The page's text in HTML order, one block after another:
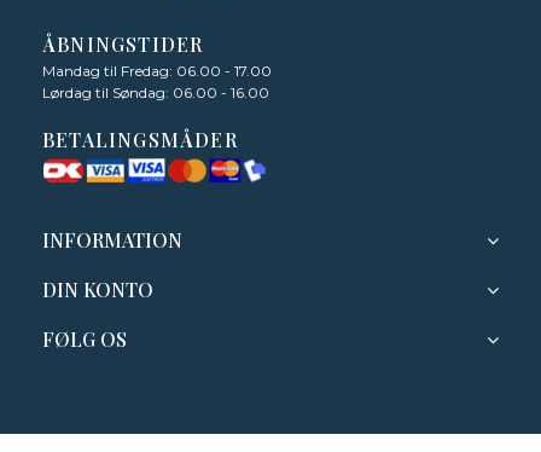
ÅBNINGSTIDER
Mandag til Fredag: 06.00 - 17.00
Lørdag til Søndag: 06.00 - 16.00
BETALINGSMÅDER
INFORMATION
DIN KONTO
FØLG OS